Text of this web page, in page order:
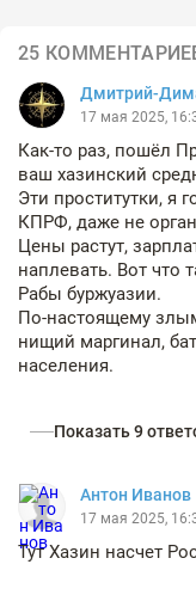
25
Дмитрий-
17 мая 2025,
Как-то раз, пошёл
ваш хазинский
Эти проститутки, я
КПРФ, даже не
Цены растут,
наплевать. Вот что
Рабы буржуазии.
По-настоящему
нищий маргинал,
населения.
Показать 9
Антон Иванов
17 мая 2025,
Тут Хазин насчет